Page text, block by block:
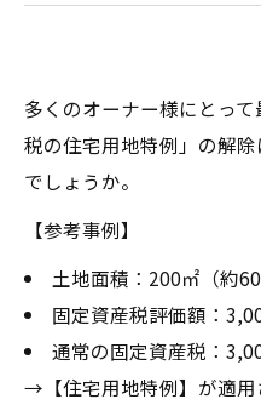
多くのオーナー様にとっ
税の住宅用地特例」の解
でしょうか。
【参考事例】
土地面積：200㎡（約60
固定資産税評価額：
通常の固定資産税：
→【住宅用地特例】が適